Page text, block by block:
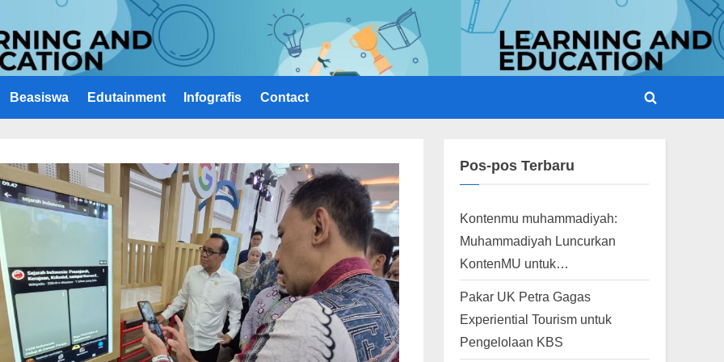
Beasiswa Edutainment Infografis Contact
Toggle
Pos-pos Terbaru
Kontenmu muhammadiyah:
Muhammadiyah Luncurkan
KontenMU untuk…
Pakar UK Petra Gagas
Experiential Tourism untuk
Pengelolaan KBS